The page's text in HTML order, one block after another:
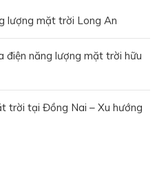
lượng mặt trời Long An
điện năng lượng mặt trời hữu
trời tại Đồng Nai – Xu hướng